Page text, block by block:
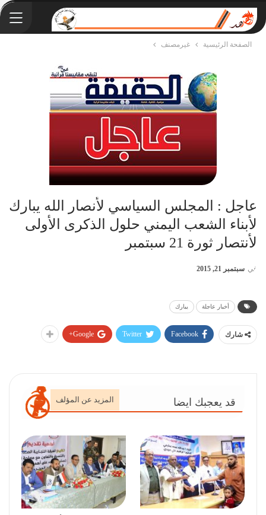
الصفحة الرئيسية غيرمصنف
عاجل : المجلس السياسي لأنصار الله يبارك
لأبناء الشعب اليمني حلول الذكرى الأولى
لأنتصار ثورة 21 سبتمبر
في سبتمبر 21, 2015
أخبار عاجلة يبارك
شارك Facebook
Twitter
Google+
قد يعجبك ايضا المزيد عن المؤلف